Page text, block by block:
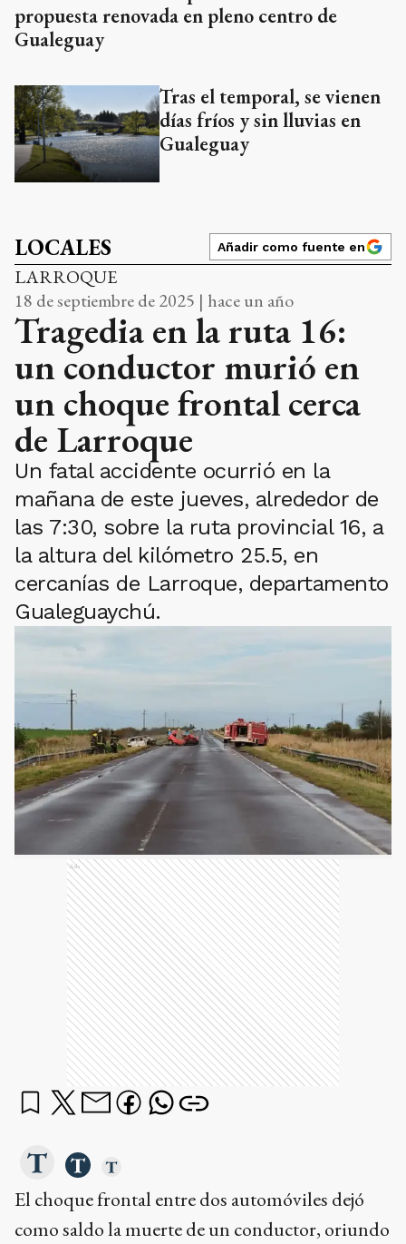
propuesta renovada en pleno centro de
Gualeguay
Tras el temporal, se vienen
días fríos y sin lluvias en
Gualeguay
LOCALES Añadir como fuente en
LARROQUE
18 de septiembre de 2025 | hace un año
Tragedia en la ruta 16:
un conductor murió en
un choque frontal cerca
de Larroque
Un fatal accidente ocurrió en la
mañana de este jueves, alrededor de
las 7:30, sobre la ruta provincial 16, a
la altura del kilómetro 25.5, en
cercanías de Larroque, departamento
Gualeguaychú.
Ads
El choque frontal entre dos automóviles dejó
como saldo la muerte de un conductor, oriundo